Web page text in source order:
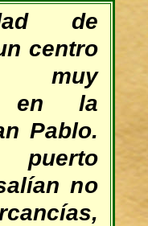
de
centro
muy
en la
Pablo.
no